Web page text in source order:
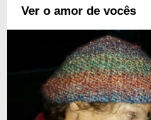
Ver o amor de vocês